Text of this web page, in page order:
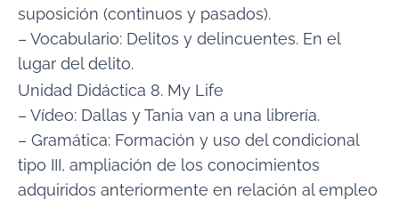
suposición (continuos y pasados).
– Vocabulario: Delitos y delincuentes. En el
lugar del delito.
Unidad Didáctica 8. My Life
– Vídeo: Dallas y Tania van a una librería.
– Gramática: Formación y uso del condicional
tipo III, ampliación de los conocimientos
adquiridos anteriormente en relación al empleo